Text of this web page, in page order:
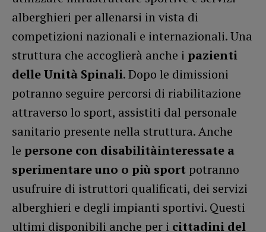
alberghieri per allenarsi in vista di
competizioni nazionali e internazionali. Una
struttura che accoglierà anche i pazienti
delle Unità Spinali. Dopo le dimissioni
potranno seguire percorsi di riabilitazione
attraverso lo sport, assistiti dal personale
sanitario presente nella struttura. Anche
le persone con disabilitàinteressate a
sperimentare uno o più sport potranno
usufruire di istruttori qualificati, dei servizi
alberghieri e degli impianti sportivi. Questi
ultimi disponibili anche per i cittadini del